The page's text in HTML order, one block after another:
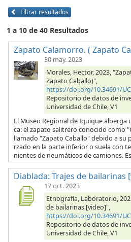
Filtrar resultados
1 a 10 de 40 Resultados
Zapato Calamorro. ( Zapato
30 may. 2023
Morales, Hector, 2023,
Zapato Caballo)",
https://doi.org/10.34691/
Repositorio de datos de
Universidad de Chile, V1
El Museo Regional de Iquique alberga
ca: el zapato salitrero conocido como
llamado "Zapato Caballo" debido a su
rzado en la parte inferior o suela con
nientes de neumáticos de camiones.
Diablada: Trajes de bailarinas
17 oct. 2023
Etnografía, Laboratorio,
de bailarinas [video]",
https://doi.org/10.34691/
Repositorio de datos de
Universidad de Chile, V1